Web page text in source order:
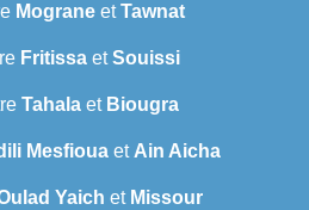
MograneetTawnat
FritissaetSouissi
Tahalaet Biougra
Mesfioua et Ain Aicha
Yaich et Missour